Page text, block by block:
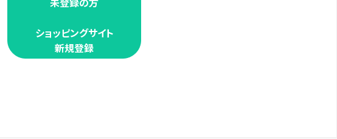
ショッピングサイト
新規登録